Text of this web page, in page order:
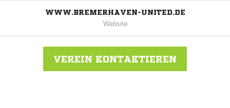
WWW.BREMERHAVEN-UNITED.DE
Website
VEREIN KONTAKTIEREN